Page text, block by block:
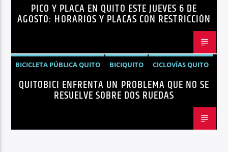
PICO Y PLACA EN QUITO ESTE JUEVES 6 DE
AGOSTO: HORARIOS Y PLACAS CON RESTRICCIÓN
BICICLETA PÚBLICA QUITO BICIQUITO
CICLOVÍAS QUITO
EDITORIAL
METRO DE QUITO BICICLETA
MOVILIDAD ACTIVA QUITO
MOVILIDAD SOSTENIBLE QUITO
QUITOBICI ENFRENTA UN PROBLEMA QUE NO SE
RESUELVE SOBRE DOS RUEDAS